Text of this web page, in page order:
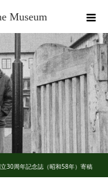
Museum
30周年記念誌（昭和58年）寄稿